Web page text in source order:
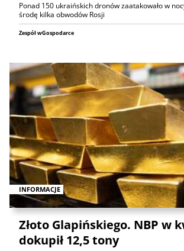
Ponad 150 ukraińskich dronów zaatakowało w
środę kilka obwodów Rosji
Zespół wGospodarce
INFORMACJE
Złoto Glapińskiego. NBP w
dokupił 12,5 tony